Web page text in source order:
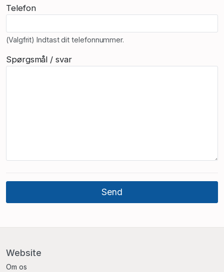
Telefon
(Valgfrit) Indtast dit telefonnummer.
Spørgsmål / svar
Website
Om os